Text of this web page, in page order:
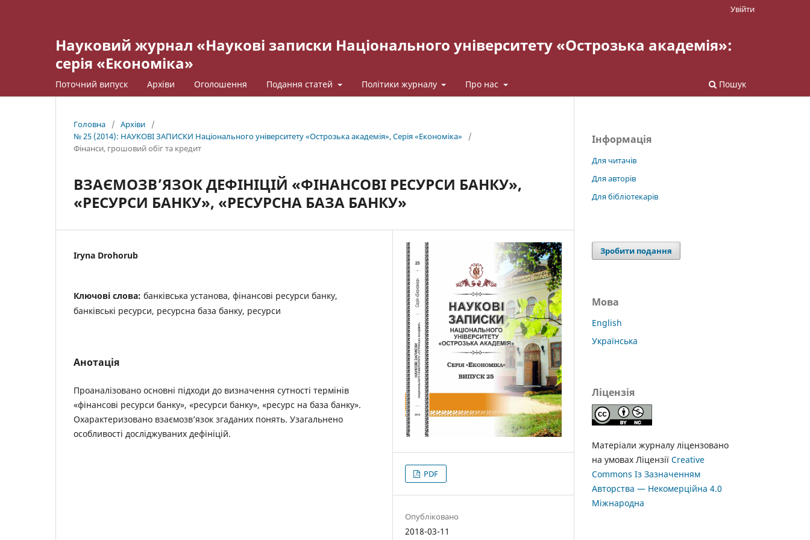
Науковий журнал «Наукові записки Національного університету «Острозька академія»:
серія «Економіка»
Поточний випуск Архіви Оголошення Подання статей Політики журналу Про нас Пошук
Увійти
Головна / Архіви
/
№ 25 (2014): НАУКОВІ ЗАПИСКИ Національного університету «Острозька акаде­мія», Серія «Економіка»
/
Фінанси, грошовий обіг та кредит
ВЗАЄМОЗВ’ЯЗОК ДЕФІНІЦІЙ «ФІНАНСОВІ РЕСУРСИ БАНКУ»,
«РЕСУРСИ БАНКУ», «РЕСУРСНА БАЗА БАНКУ»
Iryna Drohorub
Ключові слова: банківська установа, фінансові ресурси банку,
банківські ресурси, ресурсна база банку, ресурси
Анотація
Проаналізовано основні підходи до визначення сутності термінів
«фінансові ресурси банку», «ресурси банку», «ресурс на база банку».
Охарактеризовано взаємозв’язок згаданих понять. Узагальнено
особливості досліджуваних дефініцій.
PDF
Опубліковано
2018-03-11
Інформація
Для читачів
Для авторів
Для бібліотекарів
Зробити подання
Мова
English
Українська
Ліцензія
Матеріали журналу ліцензовано
на умовах Ліцензії Creative
Commons Із Зазначенням
Авторства — Некомерційна 4.0
Міжнародна